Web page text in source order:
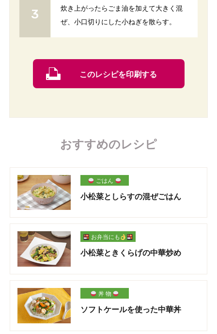
炊き上がったらごま油を加えて大きく混
ぜ、小口切りにした小ねぎを散らす。
このレシピを印刷する
おすすめのレシピ
ごはん
小松菜としらすの混ぜごはん
お弁当にも
小松菜ときくらげの中華炒め
丼 物
ソフトケールを使った中華丼